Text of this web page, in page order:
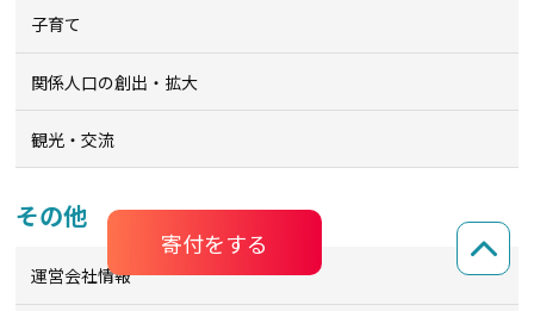
寄付をする
子育て
関係人口の創出・拡大
観光・交流
その他
運営会社情報